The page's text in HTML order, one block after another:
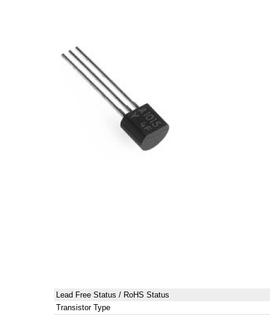
Lead Free Status / RoHS Status
Transistor Type